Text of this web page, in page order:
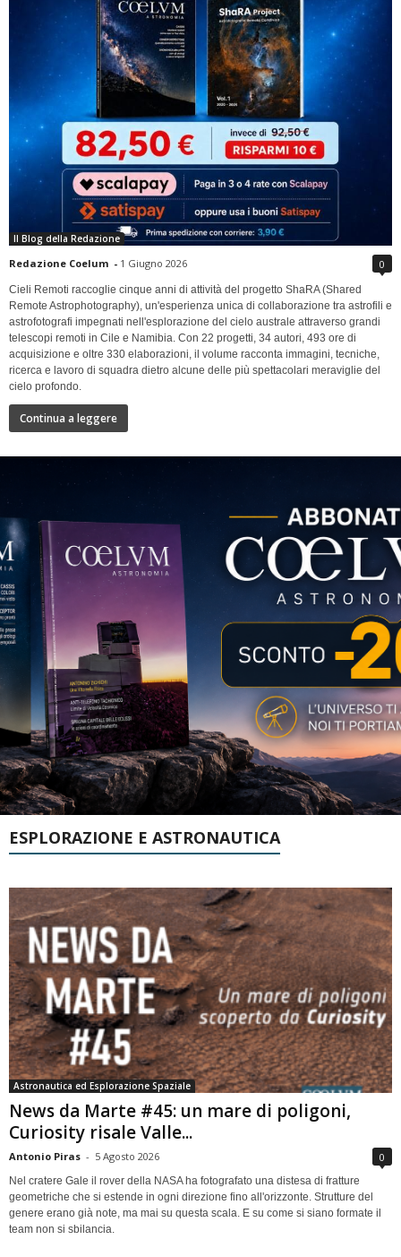
Il Blog della Redazione
Redazione Coelum - 1 Giugno 2026 0
Cieli Remoti raccoglie cinque anni di attività del progetto ShaRA (Shared
Remote Astrophotography), un'esperienza unica di collaborazione tra astrofili e
astrofotografi impegnati nell'esplorazione del cielo australe attraverso grandi
telescopi remoti in Cile e Namibia. Con 22 progetti, 34 autori, 493 ore di
acquisizione e oltre 330 elaborazioni, il volume racconta immagini, tecniche,
ricerca e lavoro di squadra dietro alcune delle più spettacolari meraviglie del
cielo profondo.
Continua a leggere
ESPLORAZIONE E ASTRONAUTICA
Astronautica ed Esplorazione Spaziale
News da Marte #45: un mare di poligoni,
Curiosity risale Valle...
Antonio Piras - 5 Agosto 2026 0
Nel cratere Gale il rover della NASA ha fotografato una distesa di fratture
geometriche che si estende in ogni direzione fino all'orizzonte. Strutture del
genere erano già note, ma mai su questa scala. E su come si siano formate il
team non si sbilancia.